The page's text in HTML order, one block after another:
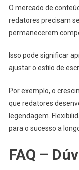
O mercado de
redatores precisam
permanecerem
Isso pode significar
ajustar o estilo de
Por exemplo, o
que redatores
legendagem.
para o sucesso a
FAQ –